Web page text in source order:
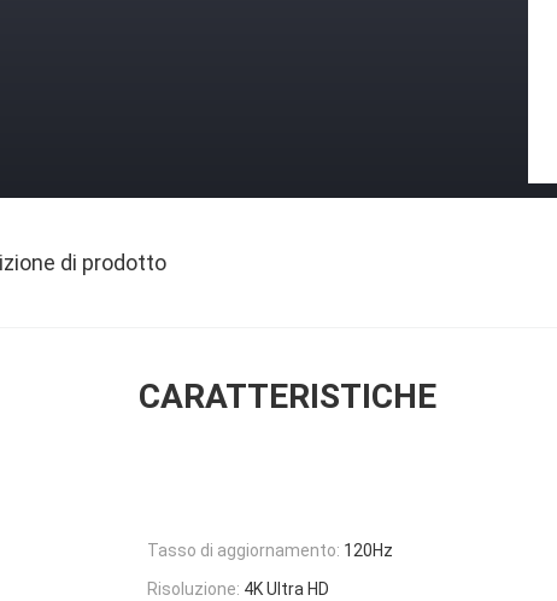
di prodotto
CARATTERISTICHE
Tasso di aggiornamento: 120Hz
Risoluzione: 4K Ultra HD